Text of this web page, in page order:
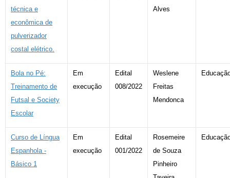
técnica e
econômica de
pulverizador
costal elétrico.
Alves
Bola no Pé:
Treinamento de
Futsal e Society
Escolar
Em
execução
Edital
008/2022
Weslene
Freitas
Mendonca
Curso de Língua
Espanhola -
Básico 1
Em
execução
Edital
001/2022
Rosemeire
de Souza
Pinheiro